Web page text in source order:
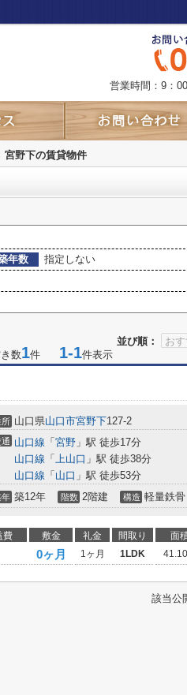
営業時間：9：
宮野下の賃貸物件
年数
指定しない
並び順：
数1件 1-1件表示
所 山口県山口市宮野下127-2
山口線 「 宮野 」駅 徒歩17分
山口線 「 上山口 」駅 徒歩38分
山口線 「 山口 」駅 徒歩53分
年 築12年 階数 2階建 構造 軽量鉄骨
費 敷金 礼金 間取り 面
0ヶ月 1ヶ月 1LDK
該当公